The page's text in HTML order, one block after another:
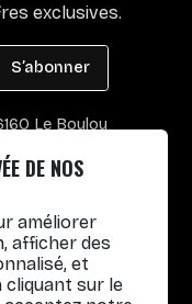
exclusives.
S’abonner
Le Boulou
17h
DE NOS
améliorer
afficher des
et
cliquant sur le